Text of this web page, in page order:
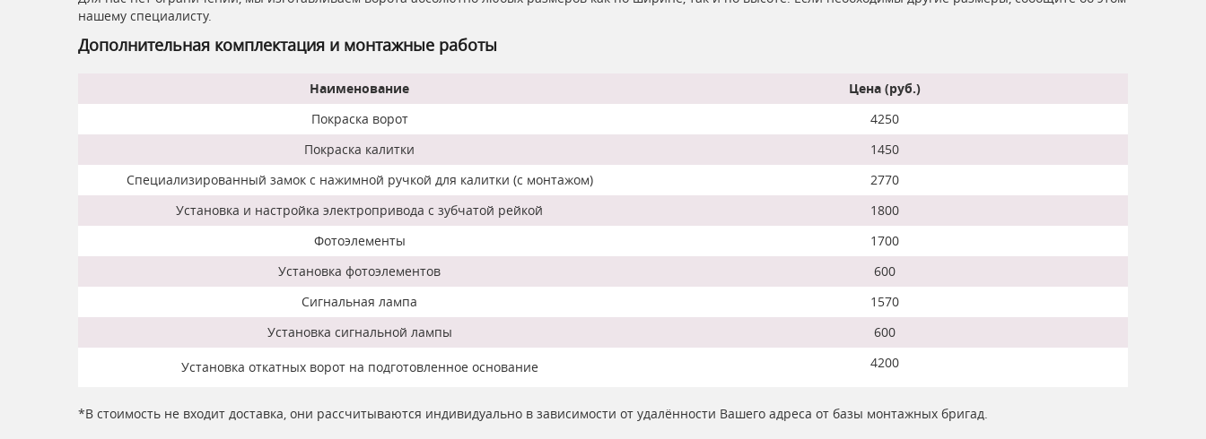
нашему специалисту.
Дополнительная комплектация и монтажные работы
Наименование
Цена (руб.)
Покраска ворот
4250
Покраска калитки
1450
Специализированный замок с нажимной ручкой для калитки (с монтажом)
2770
Установка и настройка электропривода с зубчатой рейкой
1800
Фотоэлементы
1700
Установка фотоэлементов
600
Сигнальная лампа
1570
Установка сигнальной лампы
600
Установка откатных ворот на подготовленное основание 4200
*В стоимость не входит доставка, они рассчитываются индивидуально в зависимости от удалённости Вашего адреса от базы монтажных бригад.